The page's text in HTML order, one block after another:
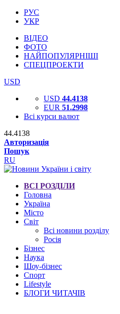
РУС
УКР
ВІДЕО
ФОТО
НАЙПОПУЛЯРНІШІ
СПЕЦПРОЕКТИ
USD
USD 44.4138
EUR 51.2998
Всі курси валют
44.4138
Авторизація
Пошук
RU
ВСІ РОЗДІЛИ
Головна
Україна
Місто
Світ
Всі новини розділу
Росія
Бізнес
Наука
Шоу-бізнес
Спорт
Lifestyle
БЛОГИ ЧИТАЧІВ